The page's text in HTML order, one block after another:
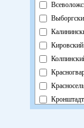
Кировский